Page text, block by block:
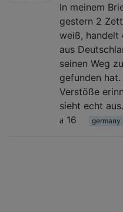
In meinem
gestern 2
weiß, handelt
aus
seinen Weg
gefunden
Verstöße
sieht echt
16
germany